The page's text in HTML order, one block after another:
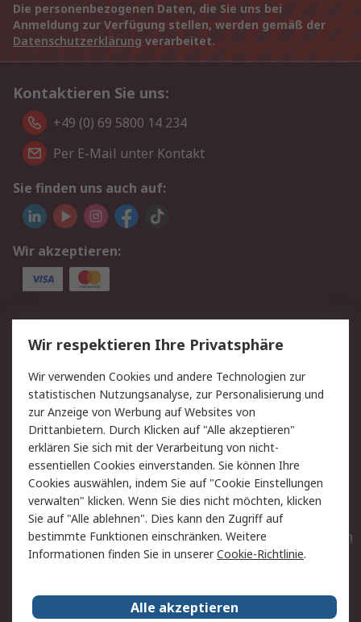
Die personenbezogenen Daten, die Sie uns bei
Anmeldung zur Verfügung stellen, werden gemäß der
Datenschutzerklärung verarbeitet.
Kontaktieren Sie uns:
+49 (0) 69 5800 14 234
Per E-Mail unter Kontakt
Sie finden uns auch auf:
Wir akzeptieren:
Service
Value Added Services
Lieferlösungen
Rücksendungen
Kontakt
Hilfe
Privatkunden
Rechtliches
AGB
Datenschutz
Cookie-Richtlinie
Zahlungsbedingungen
Copyright/Impressum
Entsorgung
Elektrogeräte/Batterien
RS weltweit
Wir respektieren Ihre Privatsphäre
Wir verwenden Cookies und andere Technologien zur
statistischen Nutzungsanalyse, zur Personalisierung und
zur Anzeige von Werbung auf Websites von
Drittanbietern. Durch Klicken auf "Alle akzeptieren"
erklären Sie sich mit der Verarbeitung von nicht-
essentiellen Cookies einverstanden. Sie können Ihre
Cookies auswählen, indem Sie auf "Cookie Einstellungen
verwalten" klicken. Wenn Sie dies nicht möchten, klicken
Sie auf "Alle ablehnen". Dies kann den Zugriff auf
bestimmte Funktionen einschränken. Weitere
Informationen finden Sie in unsererCookie-Richtlinie.
Alle akzeptieren